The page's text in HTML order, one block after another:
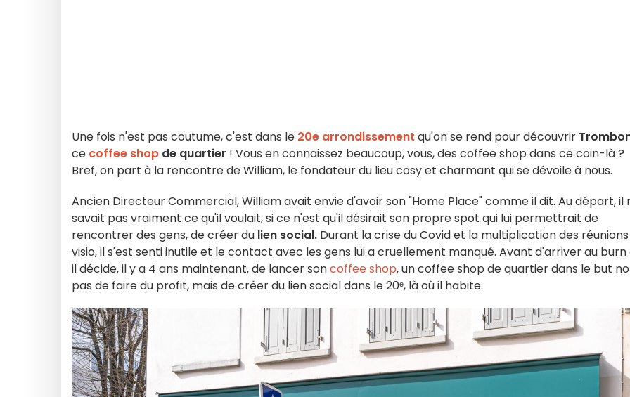
Une fois n'est pas coutume, c'est dans le 20e arrondissement qu'on se rend pour découvrir
ce coffee shop de quartier ! Vous en connaissez beaucoup, vous, des coffee shop dans ce coin-là ?
Bref, on part à la rencontre de William, le fondateur du lieu cosy et charmant qui se dévoile à nous.
Ancien Directeur Commercial, William avait envie d'avoir son "Home Place" comme il dit. Au départ, il
savait pas vraiment ce qu'il voulait, si ce n'est qu'il désirait son propre spot qui lui permettrait de
rencontrer des gens, de créer du lien social. Durant la crise du Covid et la multiplication des
visio, il s'est senti inutile et le contact avec les gens lui a cruellement manqué. Avant d'arriver au burn
il décide, il y a 4 ans maintenant, de lancer soncoffee shop, un coffee shop de quartier dans le but
pas de faire du profit, mais de créer du lien social dans le 20ᵉ, là où il habite.